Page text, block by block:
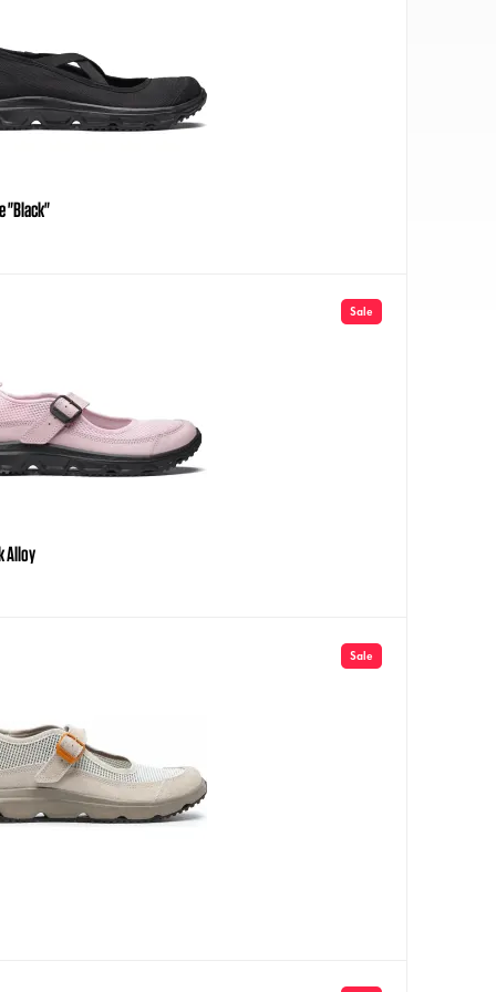
"Black"
Sale
Alloy
Sale